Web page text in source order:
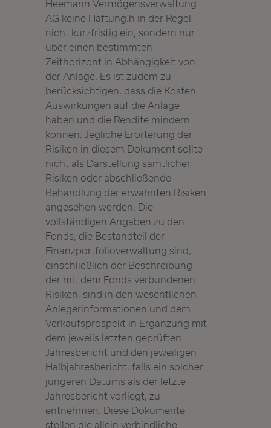
Heemann Vermögensverwaltung
AG keine Haftung.h in der Regel
nicht kurzfristig ein, sondern nur
über einen bestimmten
Zeithorizont in Abhängigkeit von
der Anlage. Es ist zudem zu
berücksichtigen, dass die Kosten
Auswirkungen auf die Anlage
haben und die Rendite mindern
können. Jegliche Erörterung der
Risiken in diesem Dokument sollte
nicht als Darstellung sämtlicher
Risiken oder abschließende
Behandlung der erwähnten Risiken
angesehen werden. Die
vollständigen Angaben zu den
Fonds, die Bestandteil der
Finanzportfolioverwaltung sind,
einschließlich der Beschreibung
der mit dem Fonds verbundenen
Risiken, sind in den wesentlichen
Anlegerinformationen und dem
Verkaufsprospekt in Ergänzung mit
dem jeweils letzten geprüften
Jahresbericht und den jeweiligen
Halbjahresbericht, falls ein solcher
jüngeren Datums als der letzte
Jahresbericht vorliegt, zu
entnehmen. Diese Dokumente
stellen die allein verbindliche